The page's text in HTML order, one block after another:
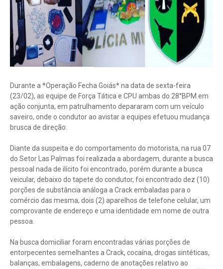
Durante a *Operação Fecha Goiás* na data de sexta-feira
(23/02), as equipe de Força Tática e CPU ambas do 28°BPM em
ação conjunta, em patrulhamento depararam com um veículo
saveiro, onde o condutor ao avistar a equipes efetuou mudança
brusca de direção.
Diante da suspeita e do comportamento do motorista, na rua 07
do Setor Las Palmas foi realizada a abordagem, durante a busca
pessoal nada de ilícito foi encontrado, porém durante a busca
veicular, debaixo do tapete do condutor, foi encontrado dez (10)
porções de substância análoga a Crack embaladas para o
comércio das mesma, dois (2) aparelhos de telefone celular, um
comprovante de endereço e uma identidade em nome de outra
pessoa.
Na busca domiciliar foram encontradas várias porções de
entorpecentes semelhantes a Crack, cocaína, drogas sintéticas,
balanças, embalagens, caderno de anotações relativo ao